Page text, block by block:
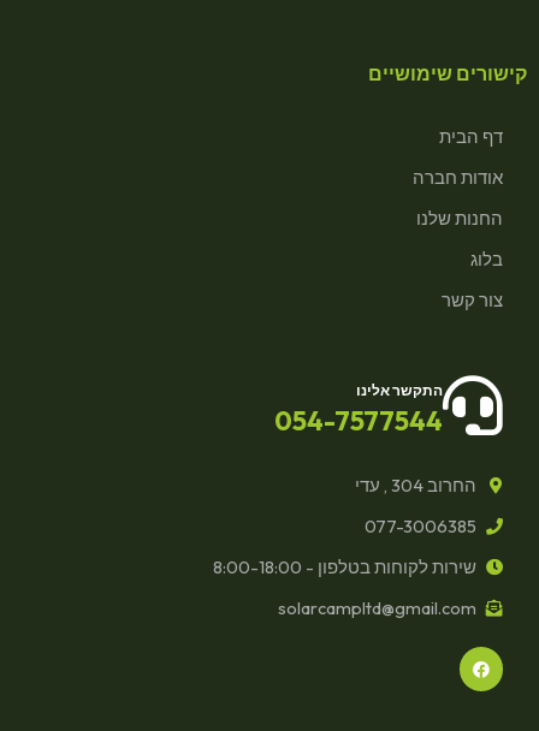
קישורים שימושיים
דף הבית
אודות חברה
החנות שלנו
בלוג
צור קשר
התקשר אלינו
054-7577544
החרוב 304 , עדי
077-3006385
שירות לקוחות בטלפון - 8:00-18:00
solarcampltd@gmail.com
F
a
c